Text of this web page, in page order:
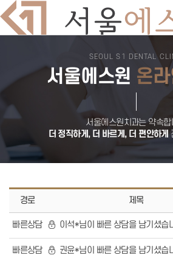
의료진소개
둘러보기
진료시간
서울에스원 특별함
디지털 치과 진료
자연치아 보존원칙
검증된 재료
쾌적한 진료환경
전악 임플란트
임플란트 틀니
보험 임플란트
치아교정
돌출입교정
비발치교정
SEOUL S1 DENTAL
서울에스원 온
서울에스원치과는 약속합
더 정직하게, 더 바르게, 더 편안하게
경로 제목
빠른상담 이석*님이 빠른 상담을 남기셨습
빠른상담 권윤*님이 빠른 상담을 남기셨습